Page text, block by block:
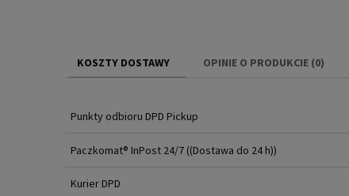
KOSZTY DOSTAWY OPINIE O PRODUKCIE (0)
Punkty odbioru DPD Pickup
Paczkomat® InPost 24/7 ((Dostawa do 24 h))
Kurier DPD